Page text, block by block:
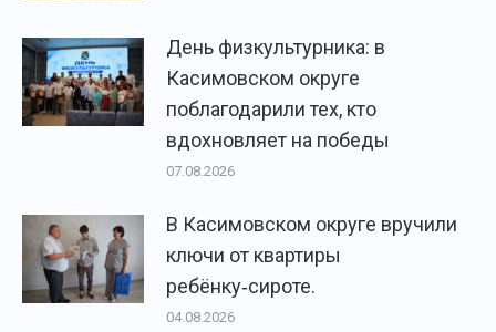
День физкультурника: в
Касимовском округе
поблагодарили тех, кто
вдохновляет на победы
07.08.2026
В Касимовском округе вручили
ключи от квартиры
ребёнку‑сироте.
04.08.2026